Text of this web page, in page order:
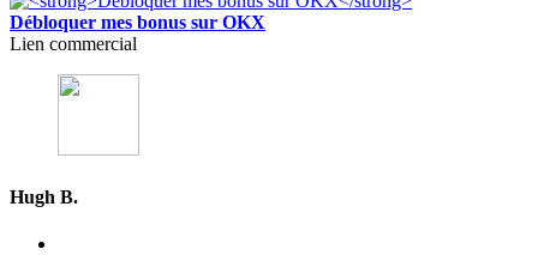
Débloquer mes bonus sur OKX
Lien commercial
Hugh B.